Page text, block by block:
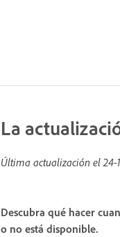
La
Última actualización el24-
Descubra qué hacer
o no está disponible.